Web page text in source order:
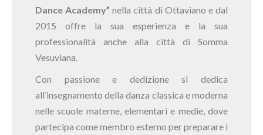
Dance Academy” nella città di Ottaviano e dal
2015 offre la sua esperienza e la sua
professionalità anche alla città di Somma
Vesuviana.
Con passione e dedizione si dedica
all’insegnamento della danza classica e moderna
nelle scuole materne, elementari e medie, dove
partecipa come membro esterno per preparare i